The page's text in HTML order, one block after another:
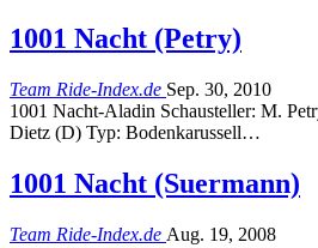
1001 Nacht (Petry)
Team Ride-Index.de Sep. 30, 2010
1001 Nacht-Aladin Schausteller: M.
Dietz (D) Typ: Bodenkarussell…
1001 Nacht (Suermann)
Team Ride-Index.de Aug. 19, 2008